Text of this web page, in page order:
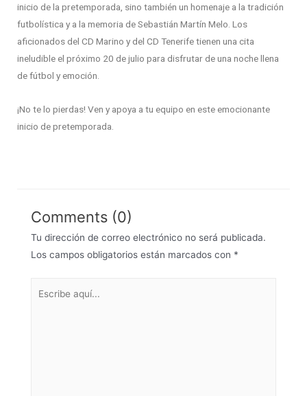
inicio de la pretemporada, sino también un homenaje a la tradición
futbolística y a la memoria de Sebastián Martín Melo. Los
aficionados del CD Marino y del CD Tenerife tienen una cita
ineludible el próximo 20 de julio para disfrutar de una noche llena
de fútbol y emoción.
¡No te lo pierdas! Ven y apoya a tu equipo en este emocionante
inicio de pretemporada.
Comments (0)
Tu dirección de correo electrónico no será publicada.
Los campos obligatorios están marcados con *